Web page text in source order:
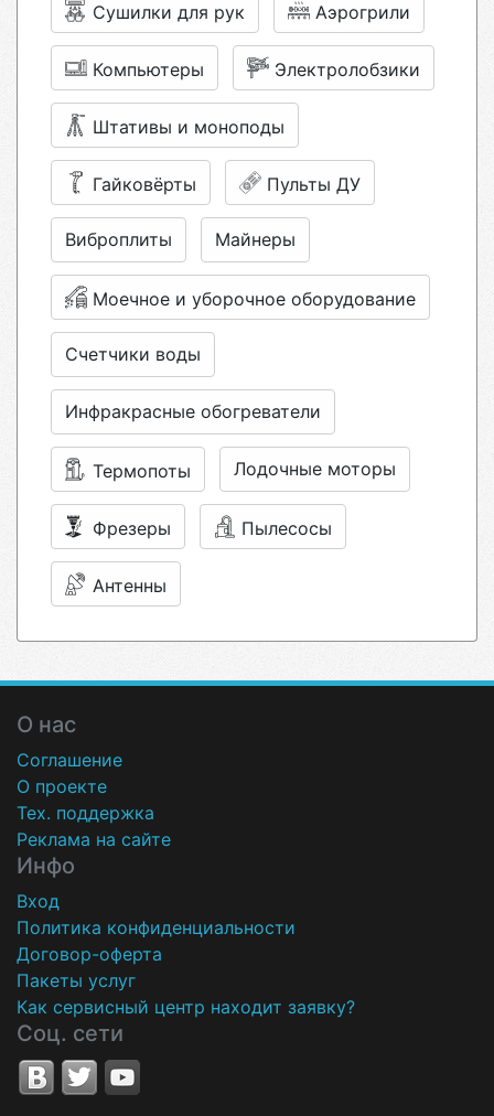
Сушилки для рук Аэрогрили
Компьютеры Электролобзики
Штативы и моноподы
Гайковёрты Пульты ДУ
Виброплиты Майнеры
Моечное и уборочное оборудование
Счетчики воды
Инфракрасные обогреватели
Термопоты Лодочные моторы
Фрезеры Пылесосы
Антенны
О нас
Соглашение
О проекте
Тех. поддержка
Реклама на сайте
Инфо
Вход
Политика конфиденциальности
Договор-оферта
Пакеты услуг
Как сервисный центр находит заявку?
Соц. сети